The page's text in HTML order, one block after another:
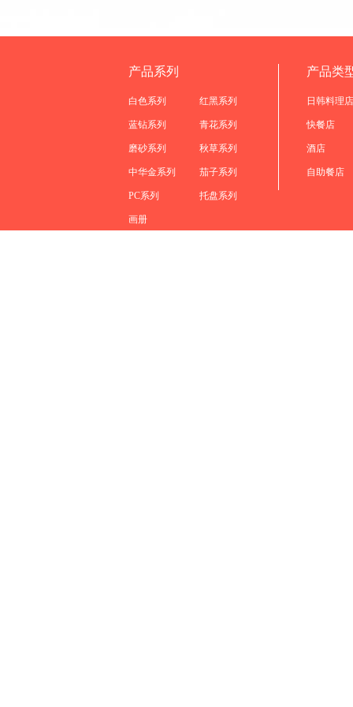
产品系列
白色系列 红黑系列
蓝钻系列 青花系列
磨砂系列 秋草系列
中华金系列 茄子系列
PC系列 托盘系列
画册
产品类
日韩料理店
快餐店
酒店
自助餐店